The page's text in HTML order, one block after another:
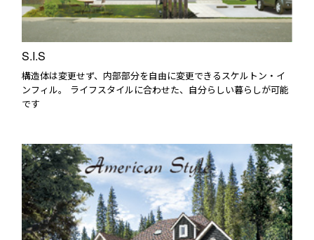
S.I.S
構造体は変更せず、内部部分を自由に変更できるスケルトン・イ
ンフィル。 ライフスタイルに合わせた、自分らしい暮らしが可能
です